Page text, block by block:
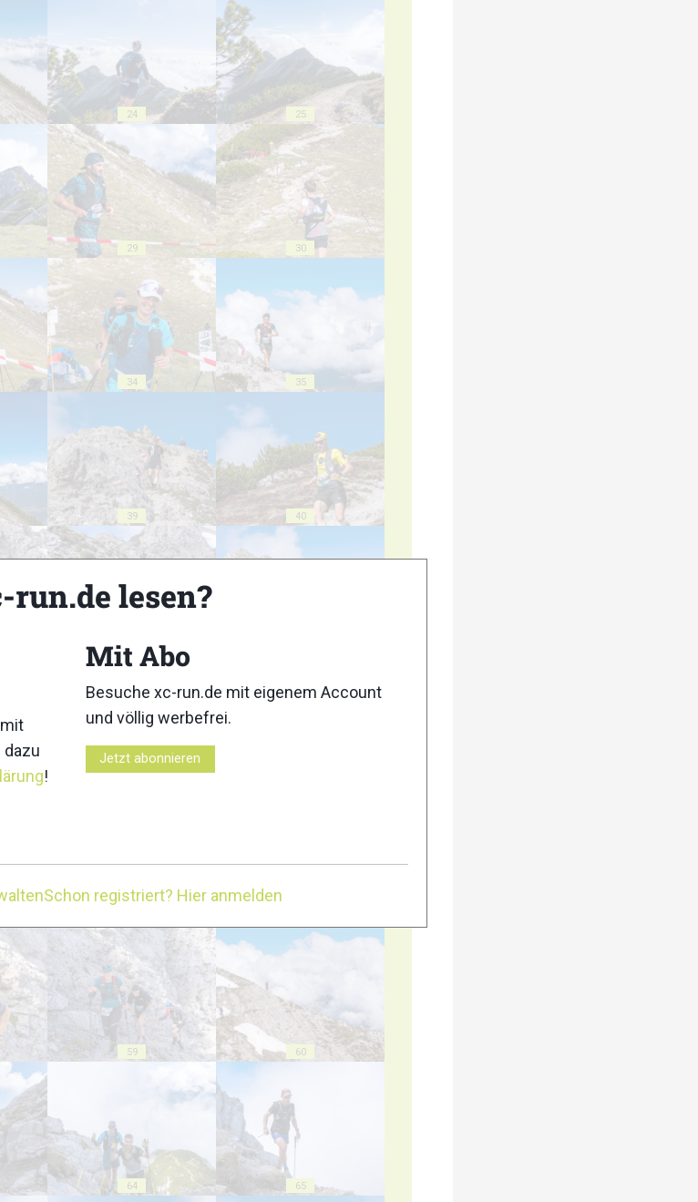
24 25
29 30
34 35
39 40
44
59 60
64 65
lesen?
dazu
!
Mit Abo
Besuche xc-run.de mit eigenem Account
und völlig werbefrei.
Jetzt abonnieren
Schon registriert? Hier anmelden